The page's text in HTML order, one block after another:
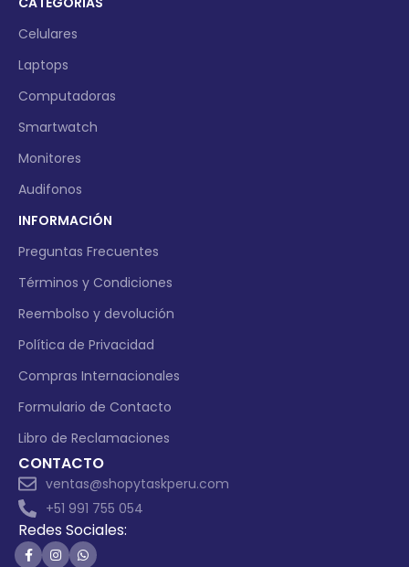
Celulares
Laptops
Computadoras
Smartwatch
Monitores
Audifonos
INFORMACIÓN
Preguntas Frecuentes
Términos y Condiciones
Reembolso y devolución
Política de Privacidad
Compras Internacionales
Formulario de Contacto
Libro de Reclamaciones
CONTACTO
ventas@shopytaskperu.com
+51 991 755 054
Redes Sociales: